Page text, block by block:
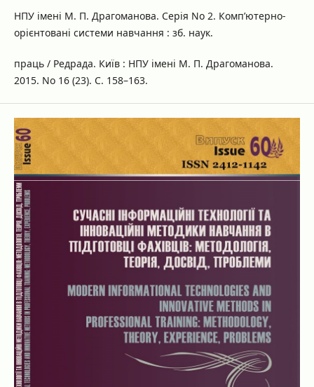
НПУ імені М. П. Драгоманова. Серія No 2. Комп’ютерно-
орієнтовані системи навчання : зб. наук.
праць / Редрада. Київ : НПУ імені М. П. Драгоманова.
2015. No 16 (23). С. 158–163.